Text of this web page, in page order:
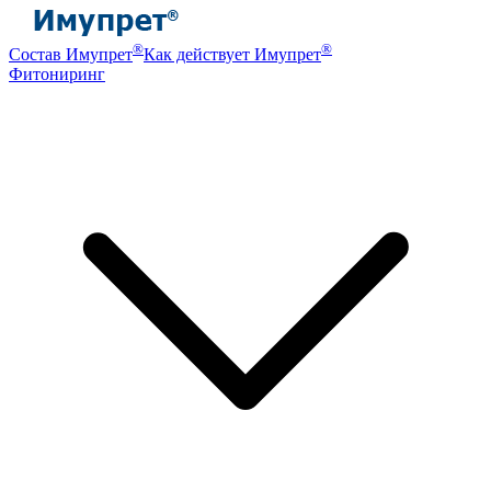
Состав Имупрет®Как действует Имупрет®
Фитониринг